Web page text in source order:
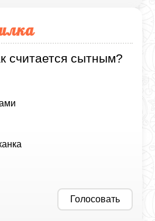
считается сытным?
Голосовать